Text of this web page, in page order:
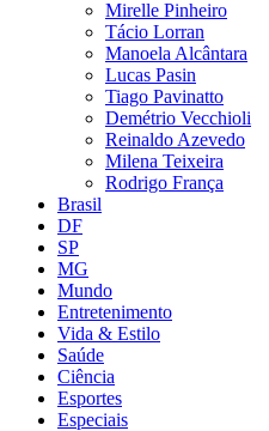
Mirelle Pinheiro
Tácio Lorran
Manoela Alcântara
Lucas Pasin
Tiago Pavinatto
Demétrio Vecchioli
Reinaldo Azevedo
Milena Teixeira
Rodrigo França
Brasil
DF
SP
MG
Mundo
Entretenimento
Vida & Estilo
Saúde
Ciência
Esportes
Especiais